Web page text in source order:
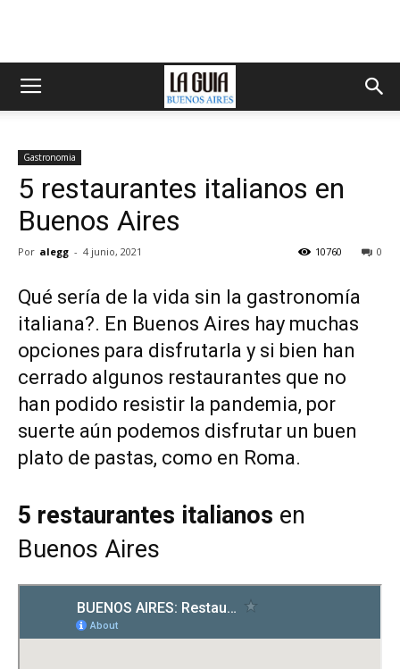
Gastronomia
5 restaurantes italianos en
Buenos Aires
Por alegg - 4 junio, 2021 0
10760
Qué sería de la vida sin la gastronomía
italiana?. En Buenos Aires hay muchas
opciones para disfrutarla y si bien han
cerrado algunos restaurantes que no
han podido resistir la pandemia, por
suerte aún podemos disfrutar un buen
plato de pastas, como en Roma.
5 restaurantes italianos en
Buenos Aires